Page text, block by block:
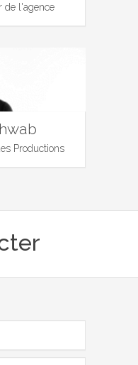
de l'agence
Productions